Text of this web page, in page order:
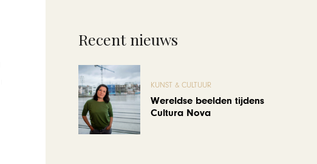
Recent nieuws
KUNST & CULTUUR
Wereldse beelden tijdens
Cultura Nova